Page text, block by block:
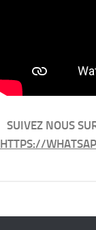
SUIVEZ NOUS
HTTPS://